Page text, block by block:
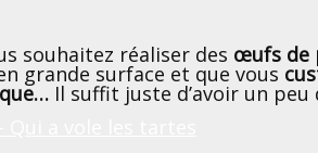
souhaitez réaliser des œufs de
grande surface et que vous
Il suffit juste d’avoir un peu